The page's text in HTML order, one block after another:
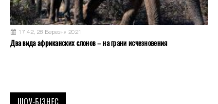
17:42, 28 Березня 2021
Два вида африканских слонов – на грани исчезновения
ШОУ-БІЗНЕС